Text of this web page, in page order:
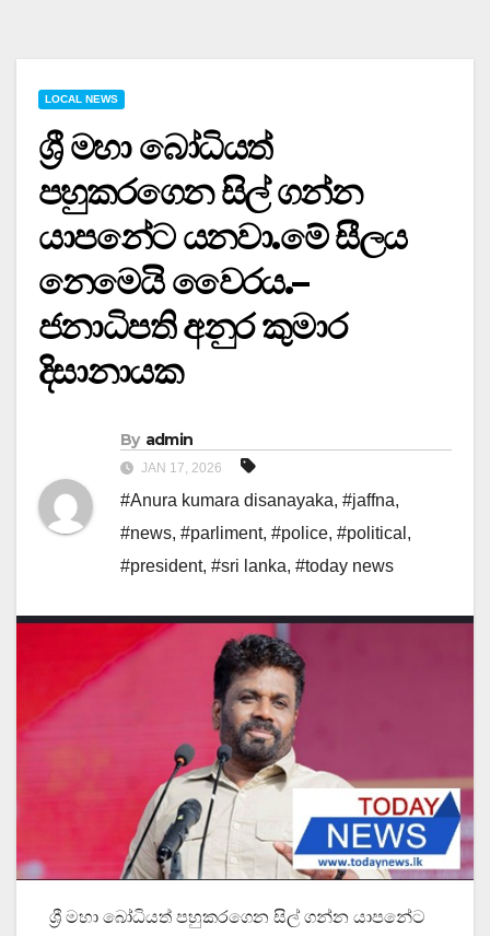
LOCAL NEWS
ශ්‍රී මහා බෝධියත්
පහුකරගෙන සිල් ගන්න
යාපනේට යනවා.මේ සීලය
නෙමෙයි වෛරය.–
ජනාධිපති අනුර කුමාර
දිසානායක
By admin
JAN 17, 2026
#Anura kumara disanayaka, #jaffna,
#news, #parliment, #police, #political ,
#president, #sri lanka, #today news
ශ්‍රී මහා බෝධියත් පහුකරගෙන සිල් ගන්න යාපනේට